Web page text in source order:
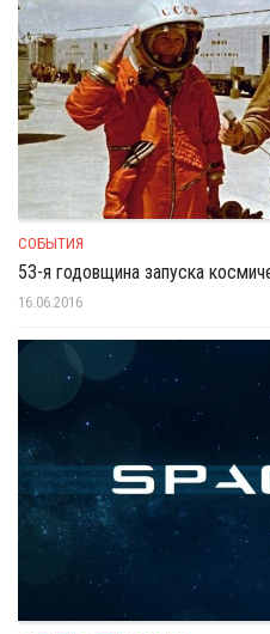
СОБЫТИЯ
53-я годовщина запуска
16.06.2016